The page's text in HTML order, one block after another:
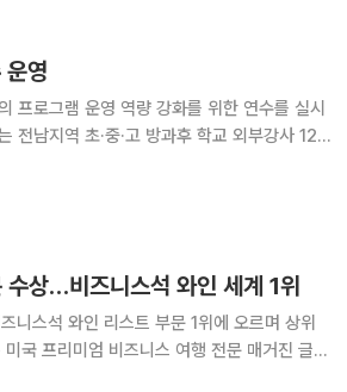
운영
프로그램 운영 역량 강화를 위한 연수를 실시
상…비즈니스석 와인 세계 1위
니스석 와인 리스트 부문 1위에 오르며 상위